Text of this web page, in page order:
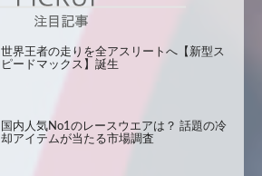
世界王者の走りを全アスリートへ【新型ス
ピードマックス】誕生
国内人気No1のレースウエアは？ 話題の冷
却アイテムが当たる市場調査